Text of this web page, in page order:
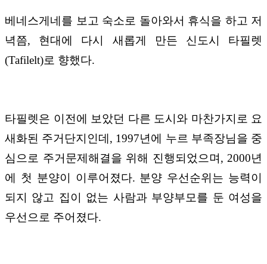
베네스게네를 보고 숙소로 돌아와서 휴식을 하고 저
녁쯤, 현대에 다시 새롭게 만든 신도시 타필렛
(Tafilelt)로 향했다.
타필렛은 이전에 보았던 다른 도시와 마찬가지로 요
새화된 주거단지인데 , 1997년에 누르 부족장님을 중
심으로 주거문제해결을 위해 진행되었으며 , 2000년
에 첫 분양이 이루어졌다. 분양 우선순위는 능력이
되지 않고 집이 없는 사람과 부양부모를 둔 여성을
우선으로 주어졌다.